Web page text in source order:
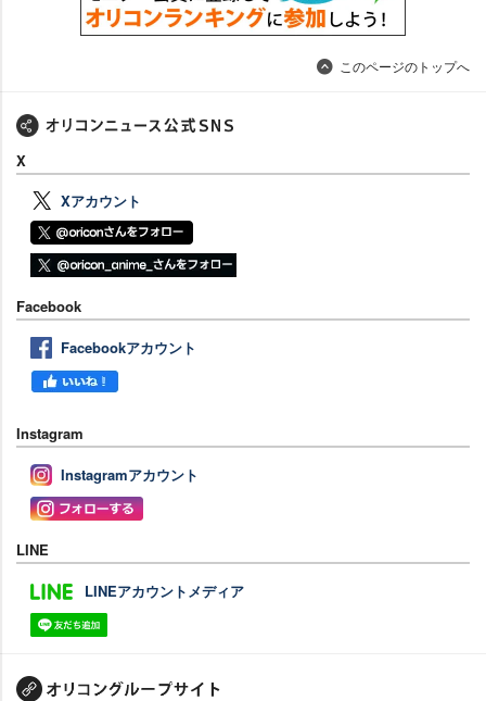
このページのトップへ
X
Xアカウント
Facebook
Facebookアカウント
Instagram
Instagramアカウント
LINE
LINEアカウントメディア